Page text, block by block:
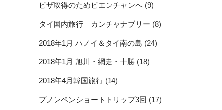
ビザ取得のためビエンチャンへ (9)
タイ国内旅行 カンチャナブリー (8)
2018年1月 ハノイ＆タイ南の島 (24)
2018年1月 旭川・網走・十勝 (18)
2018年4月韓国旅行 (14)
プノンペンショートトリップ3回 (17)